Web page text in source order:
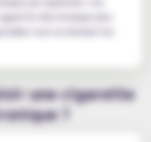
électronique plus
tout en limitant les
une cigarette
?